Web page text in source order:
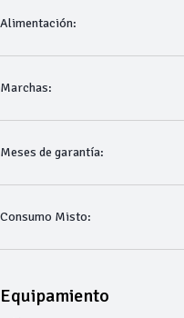
Alimentación:
Marchas:
Meses de garantía:
Consumo Misto:
Equipamiento